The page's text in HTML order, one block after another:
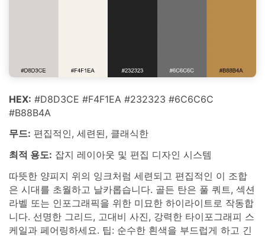
HEX: #D8D3CE #F4F1EA #232323 #6C6C6C
#B88B4A
무드: 편집적인, 세련된, 클래식한
최적 용도: 잡지 레이아웃 및 편집 디자인 시스템
따뜻한 양피지 위의 잉크처럼 세련되고 편집적인 이 조합
은 시대를 초월하고 날카롭습니다. 골든 탄은 풀 쿼트, 섹션
라벨 또는 인포그래픽을 위한 미묘한 하이라이트로 작동합
니다. 선명한 그리드, 고대비 사진, 강력한 타이포그래피 스
케일과 페어링하세요. 팁: 순수한 흰색을 부드럽게 하고 긴